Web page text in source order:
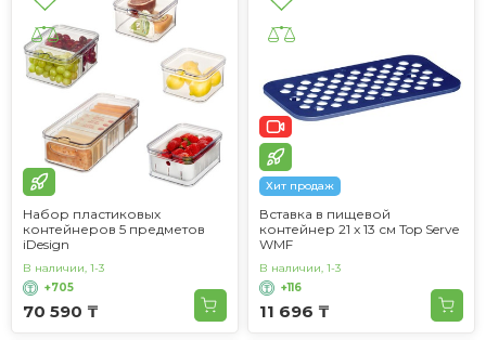
Набор пластиковых
контейнеров 5 предметов
iDesign
70 590 ₸
В наличии, 1-3
+705
Хит продаж
Вставка в пищевой
контейнер 21 x 13 см Top Serve
WMF
11 696 ₸
В наличии, 1-3
+116